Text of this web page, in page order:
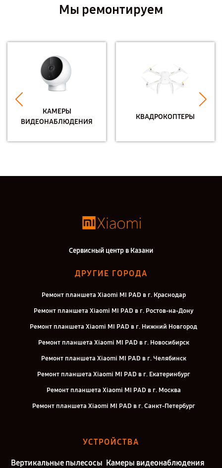
Мы ремонтируем
КАМЕРЫ
ВИДЕОНАБЛЮДЕНИЯ
КВАДРОКОПТЕРЫ
Сервисный центр в Казани
ДРУГИЕ ГОРОДА
Ремонт планшета Xiaomi MI PAD в г. Краснодар
Ремонт планшета Xiaomi MI PAD в г. Ростов-на-Дону
Ремонт планшета Xiaomi MI PAD в г. Нижний Новгород
Ремонт планшета Xiaomi MI PAD в г. Новосибирск
Ремонт планшета Xiaomi MI PAD в г. Челябинск
Ремонт планшета Xiaomi MI PAD в г. Екатеринбург
Ремонт планшета Xiaomi MI PAD в г. Москва
Ремонт планшета Xiaomi MI PAD в г. Санкт-Петербург
УСТРОЙСТВА
Вертикальные пылесосы Камеры видеонаблюдения